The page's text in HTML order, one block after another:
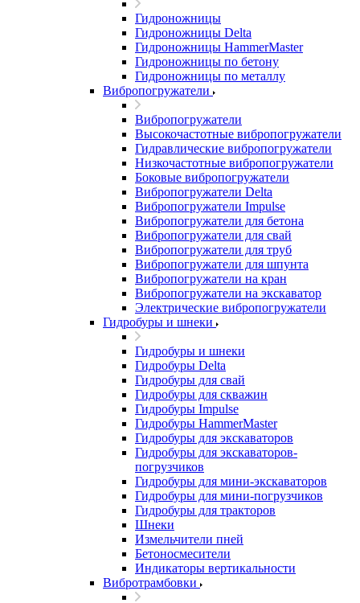
Гидроножницы
Гидроножницы Delta
Гидроножницы HammerMaster
Гидроножницы по бетону
Гидроножницы по металлу
Вибропогружатели
Вибропогружатели
Высокочастотные вибропогружатели
Гидравлические вибропогружатели
Низкочастотные вибропогружатели
Боковые вибропогружатели
Вибропогружатели Delta
Вибропогружатели Impulse
Вибропогружатели для бетона
Вибропогружатели для свай
Вибропогружатели для труб
Вибропогружатели для шпунта
Вибропогружатели на кран
Вибропогружатели на экскаватор
Электрические вибропогружатели
Гидробуры и шнеки
Гидробуры и шнеки
Гидробуры Delta
Гидробуры для свай
Гидробуры для скважин
Гидробуры Impulse
Гидробуры HammerMaster
Гидробуры для экскаваторов
Гидробуры для экскаваторов-
погрузчиков
Гидробуры для мини-экскаваторов
Гидробуры для мини-погрузчиков
Гидробуры для тракторов
Шнеки
Измельчители пней
Бетоносмесители
Индикаторы вертикальности
Вибротрамбовки